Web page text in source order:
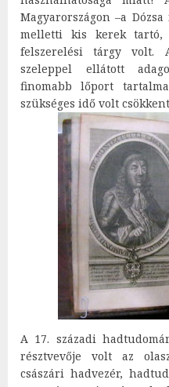
Magyarországon –a
melletti kis kerek
felszerelési tárgy volt.
szeleppel ellátott
finomabb lőport
szükséges idő volt
A 17. századi
résztvevője volt az
császári hadvezér,